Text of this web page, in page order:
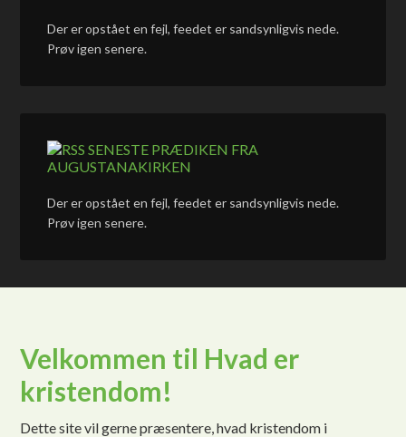
Der er opstået en fejl, feedet er sandsynligvis nede.
Prøv igen senere.
SENESTE PRÆDIKEN FRA
AUGUSTANAKIRKEN
Der er opstået en fejl, feedet er sandsynligvis nede.
Prøv igen senere.
Velkommen til Hvad er
kristendom!
Dette site vil gerne præsentere, hvad kristendom i